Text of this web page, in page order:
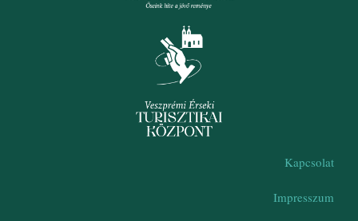
Kapcsolat
Impresszum